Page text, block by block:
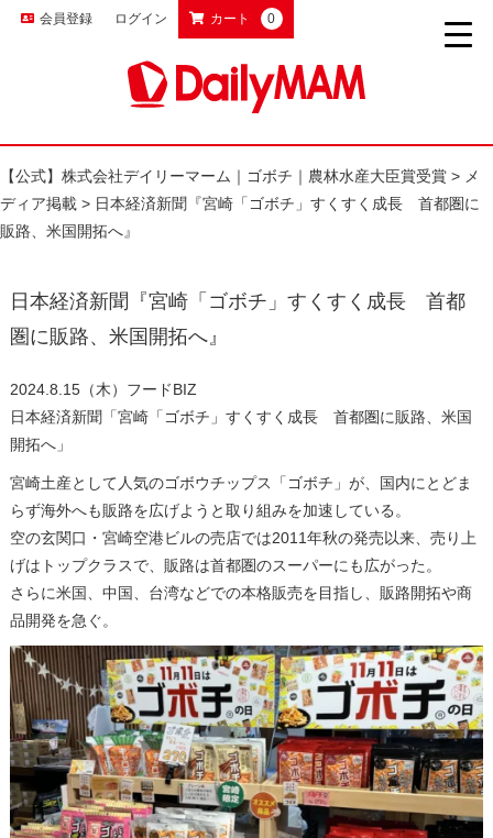
会員登録 ログイン カート 0
【公式】株式会社デイリーマーム｜ゴボチ｜農林水産大臣賞受賞 > メ
ディア掲載 > 日本経済新聞『宮崎「ゴボチ」すくすく成長 首都圏に
販路、米国開拓へ』
日本経済新聞『宮崎「ゴボチ」すくすく成長 首都
圏に販路、米国開拓へ』
2024.8.15（木）フードBIZ
日本経済新聞 「宮崎「ゴボチ」すくすく成長 首都圏に販路、米国
開拓へ」
宮崎土産として人気のゴボウチップス「ゴボチ」が、国内にとどま
らず海外へも販路を広げようと取り組みを加速している。
空の玄関口・宮崎空港ビルの売店では2011年秋の発売以来、売り上
げはトップクラスで、販路は首都圏のスーパーにも広がった。
さらに米国、中国、台湾などでの本格販売を目指し、販路開拓や商
品開発を急ぐ。